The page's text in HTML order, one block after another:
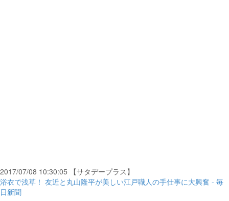
2017/07/08 10:30:05 【サタデープラス】
浴衣で浅草！ 友近と丸山隆平が美しい江戸職人の手仕事に大興奮 - 毎
日新聞